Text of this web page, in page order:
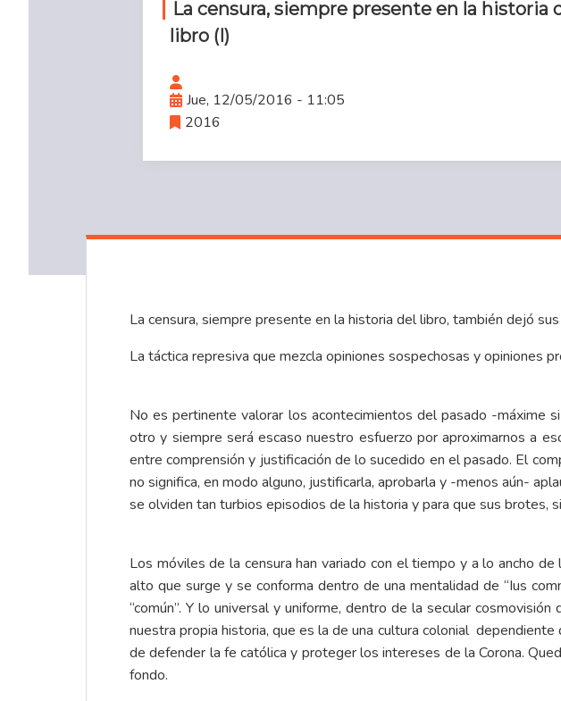
La censura, siempre presente en la historia
libro (I)
Jue, 12/05/2016 - 11:05
2016
La censura, siempre presente en la historia del libro, también dejó
La táctica represiva que mezcla opiniones sospechosas y opiniones
No es pertinente valorar los acontecimientos del pasado -máxime
otro y siempre será escaso nuestro esfuerzo por aproximarnos a
entre comprensión y justificación de lo sucedido en el pasado. El
no significa, en modo alguno, justificarla, aprobarla y -menos aún-
se olviden tan turbios episodios de la historia y para que sus brotes,
Los móviles de la censura han variado con el tiempo y a lo ancho
alto que surge y se conforma dentro de una mentalidad de “Ius
“común”. Y lo universal y uniforme, dentro de la secular
nuestra propia historia, que es la de una cultura colonial
de defender la fe católica y proteger los intereses de la Corona.
fondo.